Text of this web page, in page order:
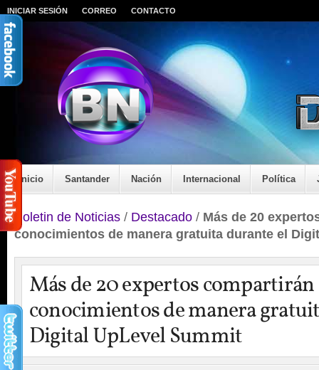
INICIAR SESIÓN CORREO CONTACTO
Inicio Santander Nación Internacional Política
Boletin de Noticias / Destacado / Más de 20
conocimientos de manera gratuita durante el
Más de 20 expertos compartirán
conocimientos de manera
Digital UpLevel Summit